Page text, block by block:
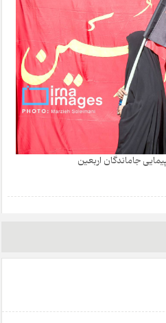
جاماندگان اربعین